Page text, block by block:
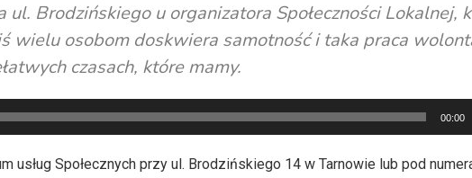
ul. Brodzińskiego u organizatora Społeczności Lokalnej,
wielu osobom doskwiera samotność i taka praca
czasach, które mamy.
00:00
usług Społecznych przy ul. Brodzińskiego 14 w Tarnowie lub pod